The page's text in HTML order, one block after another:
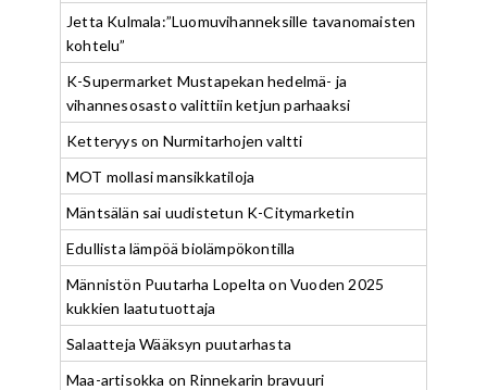
Jetta Kulmala:”Luomuvihanneksille tavanomaisten
kohtelu”
K-Supermarket Mustapekan hedelmä- ja
vihannesosasto valittiin ketjun parhaaksi
Ketteryys on Nurmitarhojen valtti
MOT mollasi mansikkatiloja
Mäntsälän sai uudistetun K-Citymarketin
Edullista lämpöä biolämpökontilla
Männistön Puutarha Lopelta on Vuoden 2025
kukkien laatutuottaja
Salaatteja Wääksyn puutarhasta
Maa-artisokka on Rinnekarin bravuuri